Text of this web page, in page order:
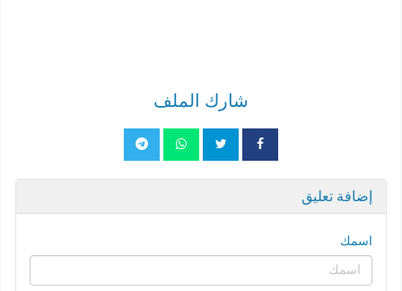
شارك الملف
إضافة تعليق
اسمك